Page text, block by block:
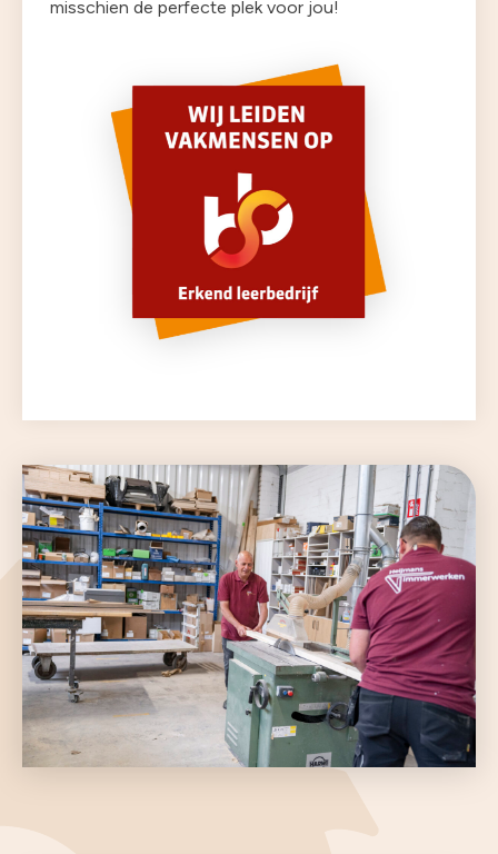
misschien de perfecte plek voor jou!